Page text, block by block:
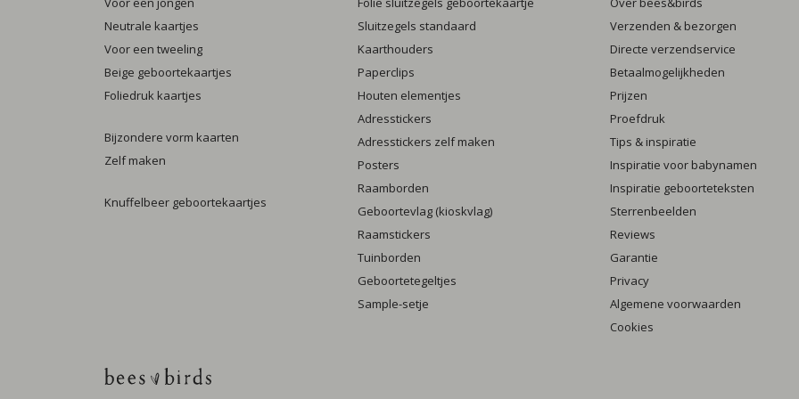
Neutrale kaartjes
Voor een tweeling
Beige geboortekaartjes
Foliedruk kaartjes
Bijzondere vorm kaarten
Zelf maken
Knuffelbeer geboortekaartjes
Sluitzegels standaard
Kaarthouders
Paperclips
Houten elementjes
Adresstickers
Adresstickers zelf maken
Posters
Raamborden
Geboortevlag (kioskvlag)
Raamstickers
Tuinborden
Geboortetegeltjes
Sample-setje
Verzenden & bezorgen
Directe verzendservice
Betaalmogelijkheden
Prijzen
Proefdruk
Tips & inspiratie
Inspiratie voor babynamen
Inspiratie geboorteteksten
Sterrenbeelden
Reviews
Garantie
Privacy
Algemene voorwaarden
Cookies